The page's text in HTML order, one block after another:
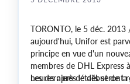
TORONTO, le 5 déc.
aujourd'hui, Unifor est parvenu à une entente de
principe en vue d'un
membres de DHL Express
heures après le début
Les derniers détails seront